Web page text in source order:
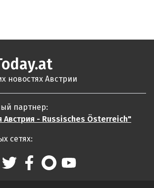
новостях Австрии
партнер:
Австрия - Russisches Österreich"
сетях: